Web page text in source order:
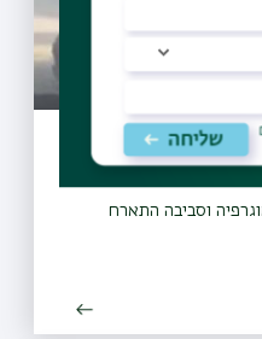
וסביבה התארח